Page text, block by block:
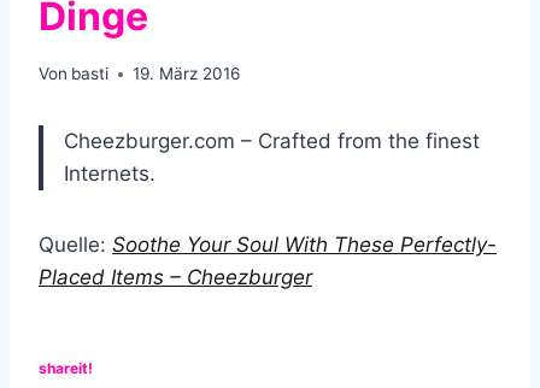
Dinge
Von basti 19. März 2016
Cheezburger.com – Crafted from the finest
Internets.
Quelle: Soothe Your Soul With These Perfectly-
Placed Items – Cheezburger
shareit!